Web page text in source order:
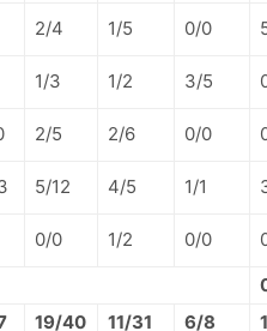
2/4 1/5 0/0
1/3 1/2 3/5
2/5 2/6 0/0
5/12 4/5 1/1
0/0 1/2 0/0
19/40 11/31 6/8